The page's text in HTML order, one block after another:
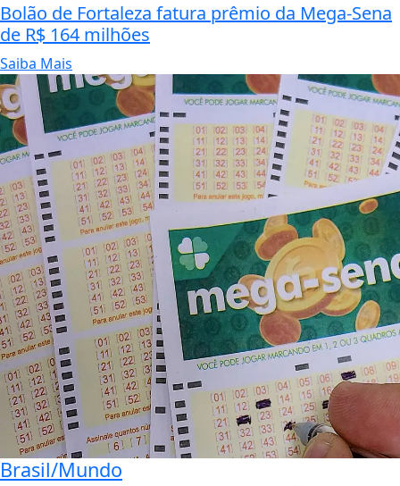
Bolão de Fortaleza fatura prêmio da Mega-Sena
de R$ 164 milhões
Saiba Mais
Brasil/Mundo